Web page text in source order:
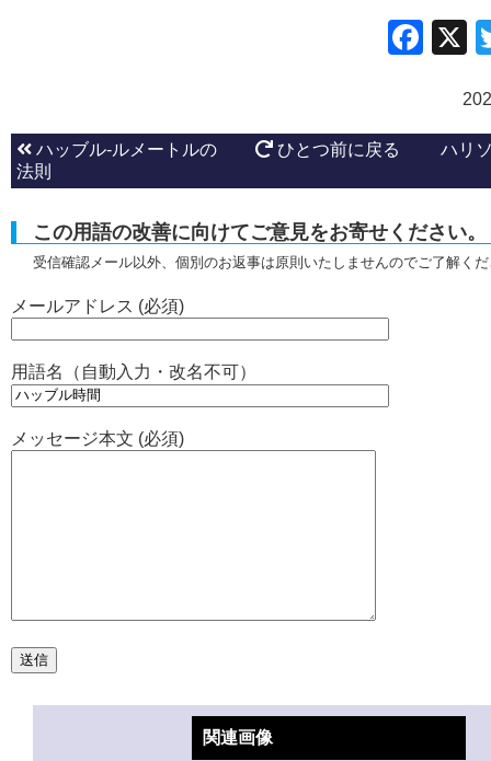
ハッブル-ルメートルの
法則
ひとつ前に戻る ハリ
この用語の改善に向けてご意見をお寄せください。
受信確認メール以外、個別のお返事は原則いたしませんのでご了解く
メールアドレス (必須)
用語名（自動入力・改名不可）
メッセージ本文 (必須)
関連画像